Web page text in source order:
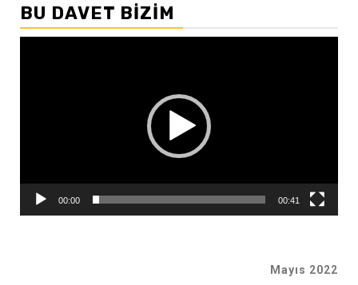
BU DAVET BIZIM
00:00 00:41
Mayıs 2022